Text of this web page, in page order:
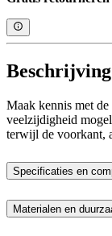
Beschrijving
Maak kennis met de
veelzijdigheid
terwijl de voorkant,
Specificaties en
Materialen en